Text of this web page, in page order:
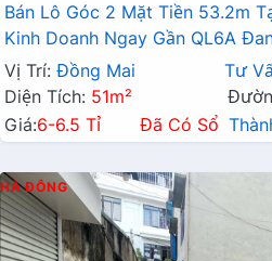
Bán Lô Góc 2 Mặt Tiền 53.2m
Kinh Doanh Ngay Gần QL6A
Vị Trí: Đồng Mai Tư
Diện Tích: 51m²
Giá:6-6.5 Tỉ Đã Có Sổ
HÀ ĐÔNG